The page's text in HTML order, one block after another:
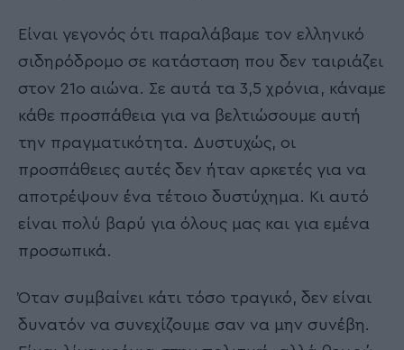
Είναι γεγονός ότι παραλάβαμε τον ελληνικό
σιδηρόδρομο σε κατάσταση που δεν ταιριάζει
στον 21ο αιώνα. Σε αυτά τα 3,5 χρόνια, κάναμε
κάθε προσπάθεια για να βελτιώσουμε αυτή
την πραγματικότητα. Δυστυχώς, οι
προσπάθειες αυτές δεν ήταν αρκετές για να
αποτρέψουν ένα τέτοιο δυστύχημα. Κι αυτό
είναι πολύ βαρύ για όλους μας και για εμένα
προσωπικά.
Όταν συμβαίνει κάτι τόσο τραγικό, δεν είναι
δυνατόν να συνεχίζουμε σαν να μην συνέβη.